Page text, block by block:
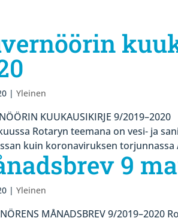
|Yleinen
KUUKAUSIKIRJE 9/
Rotaryn teemana on vesi- ja
kuin koronaviruksen torjunnassa
9
|Yleinen
MÅNADSBREV 9/